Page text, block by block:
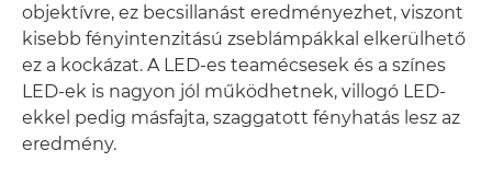
objektívre, ez becsillanást eredményezhet, viszont
kisebb fényintenzitású zseblámpákkal elkerülhető
ez a kockázat. A LED-es teamécsesek és a színes
LED-ek is nagyon jól működhetnek, villogó LED-
ekkel pedig másfajta, szaggatott fényhatás lesz az
eredmény.